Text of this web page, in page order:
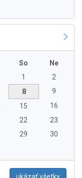
So
Ne
1
2
8
9
15
16
22
23
29
30